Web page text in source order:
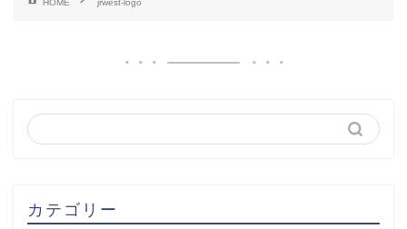
HOME jrwest-logo
カテゴリー